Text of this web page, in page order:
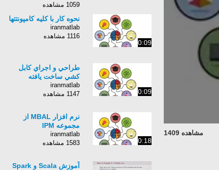
مشاهده 1409
1059 مشاهده
0:09
نحوه کار با کلیه کامپونتتها
iranmatlab
1116 مشاهده
0:09
طراحي و اجراي كابل
كشي ساخت يافته
iranmatlab
1147 مشاهده
0:18
نرم افزار MBAL از
مجموعه IPM
iranmatlab
1583 مشاهده
آموزش Scala و Spark